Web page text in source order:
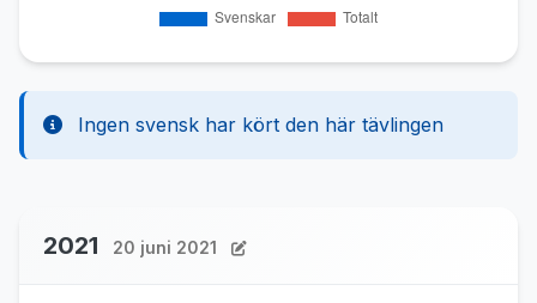
Ingen svensk har kört den här tävlingen
2021 20 juni 2021